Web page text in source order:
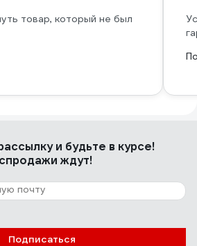
товар, который не был
и будьте в курсе!
ждут!
Подписаться